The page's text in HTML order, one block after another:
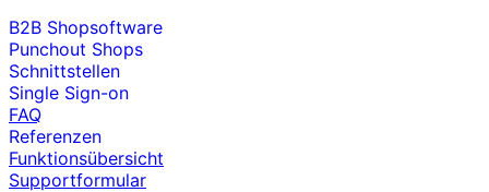
B2B Shopsoftware
Punchout Shops
Schnittstellen
Single Sign-on
FAQ
Referenzen
Funktionsübersicht
Supportformular